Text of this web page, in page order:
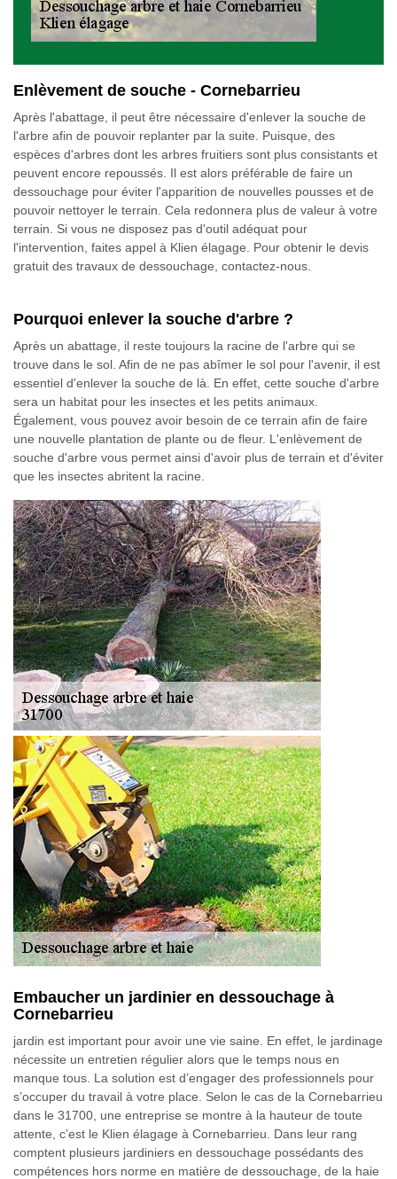
Enlèvement de souche - Cornebarrieu
Après l'abattage, il peut être nécessaire d'enlever la souche de
l'arbre afin de pouvoir replanter par la suite. Puisque, des
espèces d'arbres dont les arbres fruitiers sont plus consistants et
peuvent encore repoussés. Il est alors préférable de faire un
dessouchage pour éviter l'apparition de nouvelles pousses et de
pouvoir nettoyer le terrain. Cela redonnera plus de valeur à votre
terrain. Si vous ne disposez pas d'outil adéquat pour
l'intervention, faites appel à Klien élagage. Pour obtenir le devis
gratuit des travaux de dessouchage, contactez-nous.
Pourquoi enlever la souche d'arbre ?
Après un abattage, il reste toujours la racine de l'arbre qui se
trouve dans le sol. Afin de ne pas abîmer le sol pour l'avenir, il est
essentiel d'enlever la souche de là. En effet, cette souche d'arbre
sera un habitat pour les insectes et les petits animaux.
Également, vous pouvez avoir besoin de ce terrain afin de faire
une nouvelle plantation de plante ou de fleur. L'enlèvement de
souche d'arbre vous permet ainsi d'avoir plus de terrain et d'éviter
que les insectes abritent la racine.
Embaucher un jardinier en dessouchage à
Cornebarrieu
jardin est important pour avoir une vie saine. En effet, le jardinage
nécessite un entretien régulier alors que le temps nous en
manque tous. La solution est d’engager des professionnels pour
s’occuper du travail à votre place. Selon le cas de la Cornebarrieu
dans le 31700, une entreprise se montre à la hauteur de toute
attente, c’est le Klien élagage à Cornebarrieu. Dans leur rang
comptent plusieurs jardiniers en dessouchage possédants des
compétences hors norme en matière de dessouchage, de la haie